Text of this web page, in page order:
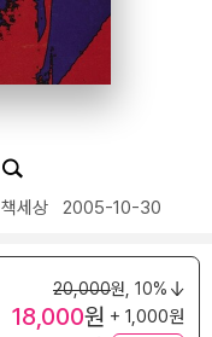
책세상 2005-10-30
20,000원, 10%
18,000원 + 1,000원